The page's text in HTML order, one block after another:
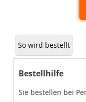
So wird bestellt
Bestellhilfe
Sie bestellen bei